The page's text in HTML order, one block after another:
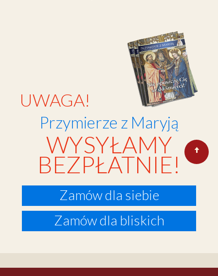
UWAGA!
Przymierze z Maryją
WYSYŁAMY
BEZPŁATNIE!
Zamów dla siebie
Zamów dla bliskich